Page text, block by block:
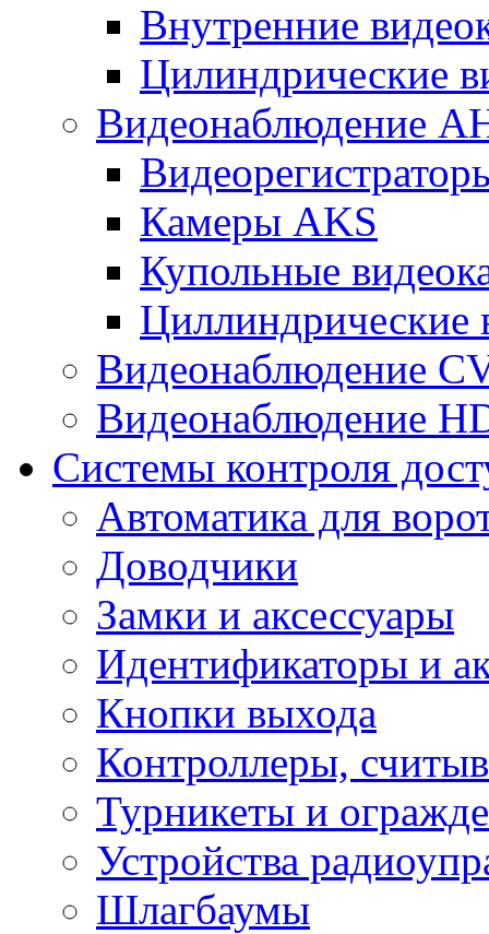
Внутренние
Цилиндрические
Видеонаблюдение
Камеры AKS
Купольные
Циллиндрические
Видеонаблюдение
Видеонаблюдение
Системы контроля
Автоматика для
Доводчики
Замки и аксессуары
Идентификаторы и
Кнопки выхода
Контроллеры,
Турникеты и
Устройства
Шлагбаумы